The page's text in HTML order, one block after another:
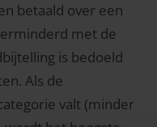
betaald over een
met de
is bedoeld
Als de
valt (minder